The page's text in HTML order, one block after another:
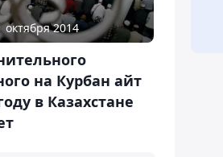
октября 2014
на Курбан айт
в Казахстане